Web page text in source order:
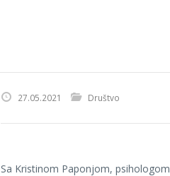
27.05.2021 Društvo
Sa Kristinom Paponjom,